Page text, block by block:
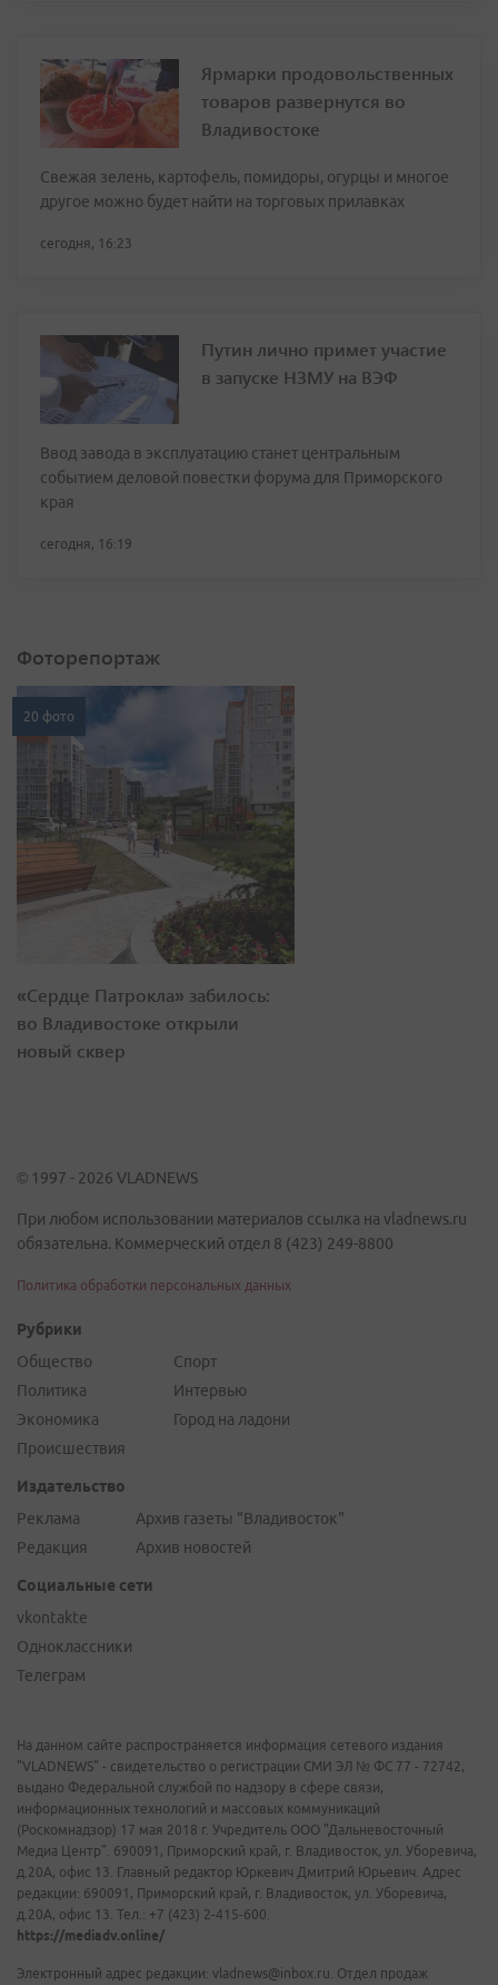
Ярмарки продовольственных
товаров развернутся во
Владивостоке
Свежая зелень, картофель, помидоры, огурцы и многое
другое можно будет найти на торговых прилавках
сегодня, 16:23
Путин лично примет участие
в запуске НЗМУ на ВЭФ
Ввод завода в эксплуатацию станет центральным
событием деловой повестки форума для Приморского
края
сегодня, 16:19
Фоторепортаж
20 фото
«Сердце Патрокла» забилось:
во Владивостоке открыли
новый сквер
© 1997 - 2026 VLADNEWS
При любом использовании материалов ссылка на vladnews.ru
обязательна. Коммерческий отдел 8 (423) 249-8800
Политика обработки персональных данных
Рубрики
Общество
Политика
Экономика
Происшествия
Спорт
Интервью
Город на ладони
Издательство
Реклама
Редакция
Архив газеты "Владивосток"
Архив новостей
Социальные сети
vkontakte
Одноклассники
Телеграм
На данном сайте распространяется информация сетевого издания
"VLADNEWS" - свидетельство о регистрации СМИ ЭЛ № ФС 77 - 72742,
выдано Федеральной службой по надзору в сфере связи,
информационных технологий и массовых коммуникаций
(Роскомнадзор) 17 мая 2018 г. Учредитель ООО "Дальневосточный
Медиа Центр". 690091, Приморский край, г. Владивосток, ул. Уборевича,
д.20А, офис 13. Главный редактор Юркевич Дмитрий Юрьевич. Адрес
редакции: 690091, Приморский край, г. Владивосток, ул. Уборевича,
д.20А, офис 13. Тел.: +7 (423) 2-415-600.
https://mediadv.online/
Электронный адрес редакции: vladnews@inbox.ru. Отдел продаж